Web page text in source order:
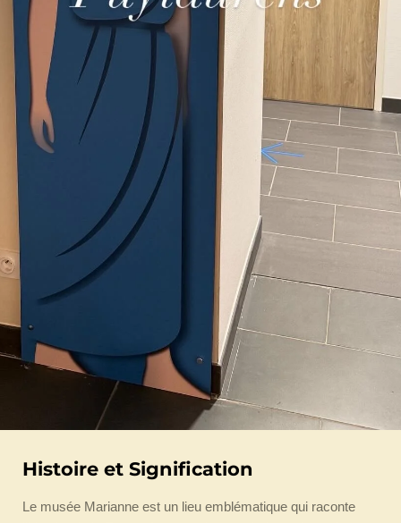
Histoire et Signification
Le musée Marianne est un lieu emblématique qui raconte